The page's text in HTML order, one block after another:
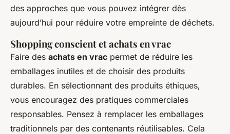
des approches que vous pouvez intégrer dès
aujourd’hui pour réduire votre empreinte de déchets.
Shopping conscient et achats en vrac
Faire des achats en vrac permet de réduire les
emballages inutiles et de choisir des produits
durables. En sélectionnant des produits éthiques,
vous encouragez des pratiques commerciales
responsables. Pensez à remplacer les emballages
traditionnels par des contenants réutilisables. Cela